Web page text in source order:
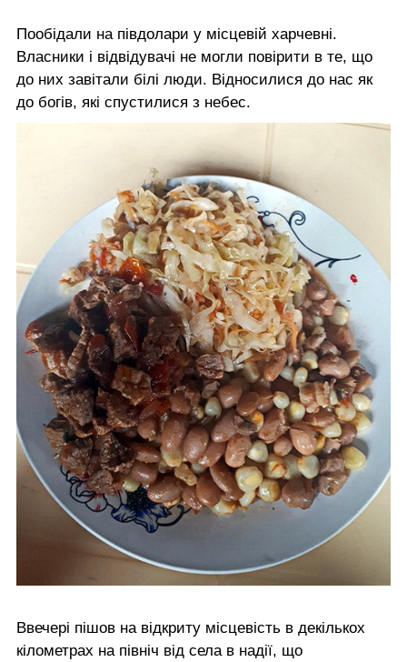
Пообідали на півдолари у місцевій харчевні.
Власники і відвідувачі не могли повірити в те, що
до них завітали білі люди. Відносилися до нас як
до богів, які спустилися з небес.
Ввечері пішов на відкриту місцевість в декількох
кілометрах на північ від села в надії, що